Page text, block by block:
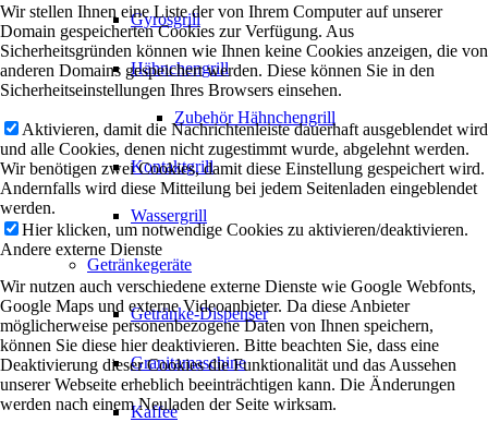
Gyrosgrill
Hähnchengrill
Zubehör Hähnchengrill
Kontaktgrill
Wassergrill
Getränkegeräte
Getränke-Dispenser
Granitamaschine
Kaffee
Wir stellen Ihnen eine Liste der von Ihrem Computer auf unserer
Domain gespeicherten Cookies zur Verfügung. Aus
Sicherheitsgründen können wie Ihnen keine Cookies anzeigen, die von
anderen Domains gespeichert werden. Diese können Sie in den
Sicherheitseinstellungen Ihres Browsers einsehen.
Aktivieren, damit die Nachrichtenleiste dauerhaft ausgeblendet wird
und alle Cookies, denen nicht zugestimmt wurde, abgelehnt werden.
Wir benötigen zwei Cookies, damit diese Einstellung gespeichert wird.
Andernfalls wird diese Mitteilung bei jedem Seitenladen eingeblendet
werden.
Hier klicken, um notwendige Cookies zu aktivieren/deaktivieren.
Andere externe Dienste
Wir nutzen auch verschiedene externe Dienste wie Google Webfonts,
Google Maps und externe Videoanbieter. Da diese Anbieter
möglicherweise personenbezogene Daten von Ihnen speichern,
können Sie diese hier deaktivieren. Bitte beachten Sie, dass eine
Deaktivierung dieser Cookies die Funktionalität und das Aussehen
unserer Webseite erheblich beeinträchtigen kann. Die Änderungen
werden nach einem Neuladen der Seite wirksam.